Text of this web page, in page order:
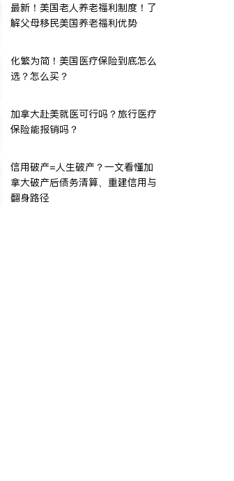
最新！美国老人养老福利制度！了
解父母移民美国养老福利优势
化繁为简！美国医疗保险到底怎么
选？怎么买？
加拿大赴美就医可行吗？旅行医疗
保险能报销吗？
信用破产=人生破产？一文看懂加
拿大破产后债务清算、重建信用与
翻身路径